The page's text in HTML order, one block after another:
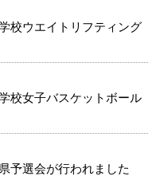
校ウエイトリフティング
校女子バスケットボール
予選会が行われました